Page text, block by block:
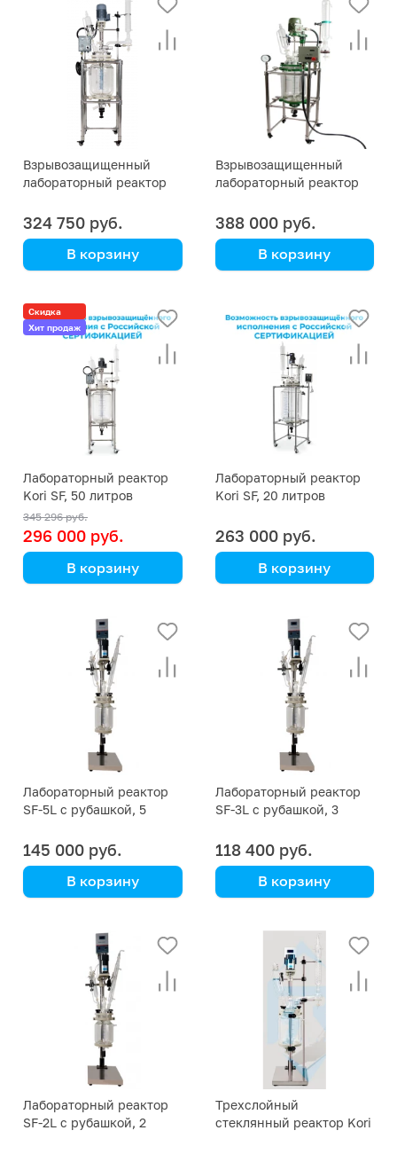
Взрывозащищенный
лабораторный реактор
324 750 руб.
В корзину
Взрывозащищенный
лабораторный реактор
388 000 руб.
В корзину
Скидка
Хит продаж
Лабораторный реактор
Kori SF, 50 литров
345 296 руб.
296 000 руб.
В корзину
Лабораторный реактор
Kori SF, 20 литров
263 000 руб.
В корзину
Лабораторный реактор
SF-5L с рубашкой, 5
145 000 руб.
В корзину
Лабораторный реактор
SF-3L с рубашкой, 3
118 400 руб.
В корзину
Лабораторный реактор
SF-2L с рубашкой, 2
Трехслойный
стеклянный реактор Kori